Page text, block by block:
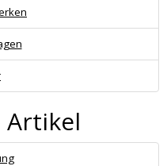
Artikel